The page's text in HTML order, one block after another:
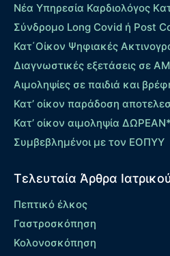
Νέα Υπηρεσία Καρδιολόγος
Σύνδρομο Long Covid ή Post
Κατ΄Οίκον Ψηφιακές
Διαγνωστικές εξετάσεις σε
Αιμοληψίες σε παιδιά και
Κατ’ οίκον παράδοση
Κατ’ οίκον αιμοληψία ΔΩΡΕΑΝ*
Συμβεβλημένοι με τον ΕΟΠΥΥ
Τελευταία Άρθρα
Πεπτικό έλκος
Γαστροσκόπηση
Κολονοσκόπηση